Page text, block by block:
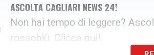
ASCOLTA CAGLIARI NEWS 24!
Non hai tempo di leggere?
rossoblù. Clicca qui!